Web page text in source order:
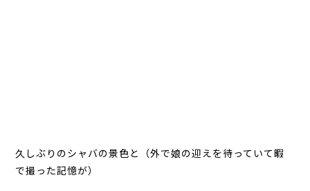
久しぶりのシャバの景色と（外で娘の迎えを待っていて暇
で撮った記憶が）